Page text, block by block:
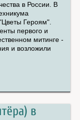
в России. В
Героям".
первого и
митинге -
и возложили
в